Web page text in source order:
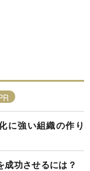
に強い組織の作り
功させるには？